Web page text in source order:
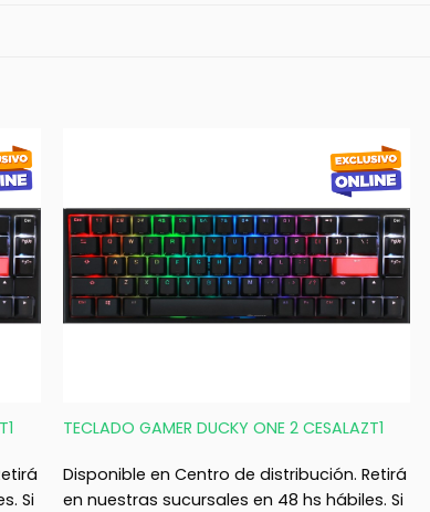
Si
TECLADO GAMER DUCKY ONE 2 CESALAZT1
Disponible en Centro de distribución. Retirá
en nuestras sucursales en 48 hs hábiles. Si